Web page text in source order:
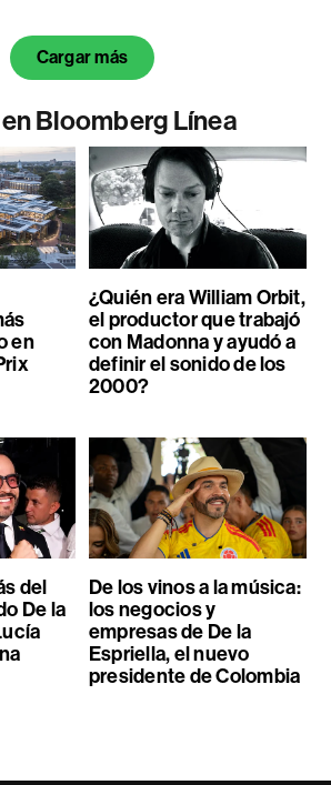
Cargar más
Bloomberg Línea
en
¿Quién era William Orbit,
el productor que trabajó
con Madonna y ayudó a
definir el sonido de los
2000?
del
De la
De los vinos a la música:
los negocios y
empresas de De la
Espriella, el nuevo
presidente de Colombia